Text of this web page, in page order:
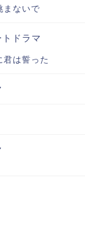
まないで
ドラマ
君は誓った